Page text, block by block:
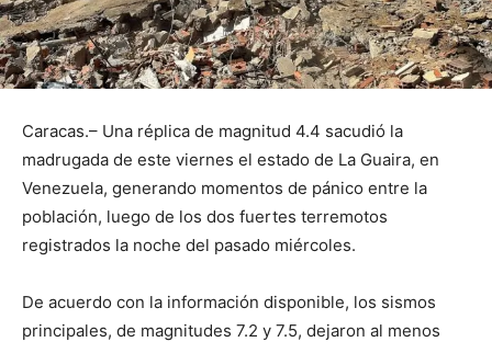
Caracas.– Una réplica de magnitud 4.4 sacudió la
madrugada de este viernes el estado de La Guaira, en
Venezuela, generando momentos de pánico entre la
población, luego de los dos fuertes terremotos
registrados la noche del pasado miércoles.
De acuerdo con la información disponible, los sismos
principales, de magnitudes 7.2 y 7.5, dejaron al menos